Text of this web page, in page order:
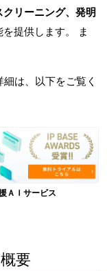
リーニング、発明
提供します。 ま
細は、以下をご覧く
ＡＩサービス
要